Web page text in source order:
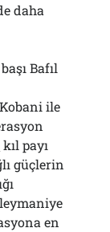
daha
Bafıl
ile
kıl payı
güçlerin
en